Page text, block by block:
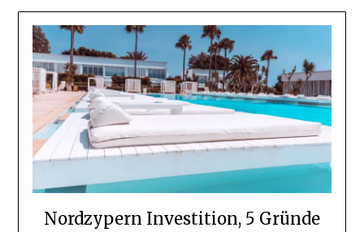
Nordzypern Investition, 5 Gründe